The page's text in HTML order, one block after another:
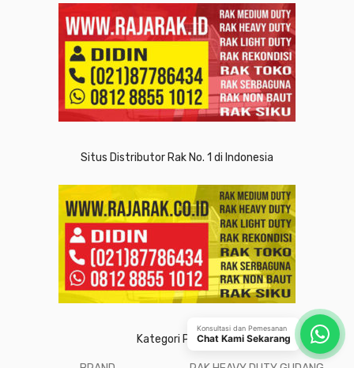
Situs Distributor Rak No. 1 di Indonesia
Kategori Produk
Konsultasi dan Pemesanan
Chat Kami Sekarang